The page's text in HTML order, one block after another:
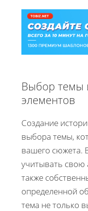
Выбор темы
элементов
Создание
выбора темы,
вашего сюжета.
учитывать свою
также
определенной
тема не только